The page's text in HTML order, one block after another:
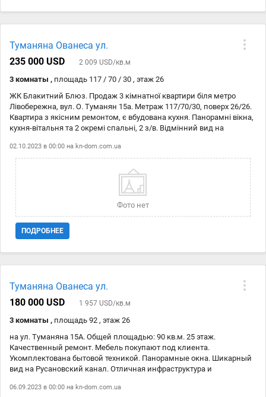
Туманяна Ованеса ул.
235 000 USD
2 009 USD/кв.м
3 комнаты , площадь 117 / 70 / 30 , этаж 26
ЖК Блакитний Блюз. Продаж 3 кімнатної квартири біля метро
Лівобережна, вул. О. Туманян 15а. Метраж 117/70/30, поверх 26/26.
Квартира з якісним ремонтом, є вбудована кухня. Панорамні вікна,
кухня-вітальня та 2 окремі спальні, 2 з/в. Відмінний вид на
235000$. Код Об'єкта: № 21137244
02.10.2023 в 00:00 на kn-dom.com.ua
Фото нет
ПОДРОБНЕЕ
Туманяна Ованеса ул.
180 000 USD
1 957 USD/кв.м
3 комнаты , площадь 92 , этаж 26
на ул. Туманяна 15А. Общей площадью: 90 кв.м. 25 этаж.
Качественный ремонт. Мебель покупают под клиента.
Укомплектована бытовой техникой. Панорамные окна. Шикарный
вид на Русановский канал. Отличная инфраструктура и
Стоимость: 180000 у. е. КОД объекта: № 21112183
06.09.2023 в 00:00 на kn-dom.com.ua